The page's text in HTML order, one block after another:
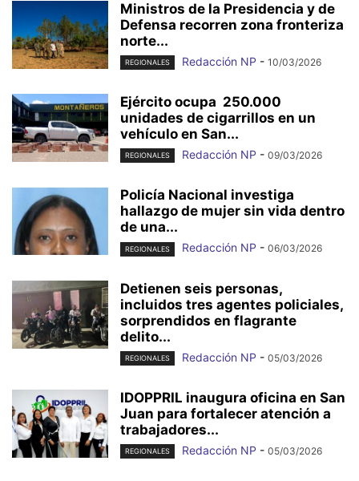
Ministros de la Presidencia y de
Defensa recorren zona fronteriza
norte...
REGIONALES Redacción NP - 10/03/2026
Ejército ocupa 250.000
unidades de cigarrillos en un
vehículo en San...
REGIONALES Redacción NP - 09/03/2026
Policía Nacional investiga
hallazgo de mujer sin vida dentro
de una...
REGIONALES Redacción NP - 06/03/2026
Detienen seis personas,
incluidos tres agentes policiales,
sorprendidos en flagrante
delito...
REGIONALES Redacción NP - 05/03/2026
IDOPPRIL inaugura oficina en San
Juan para fortalecer atención a
trabajadores...
REGIONALES Redacción NP - 05/03/2026